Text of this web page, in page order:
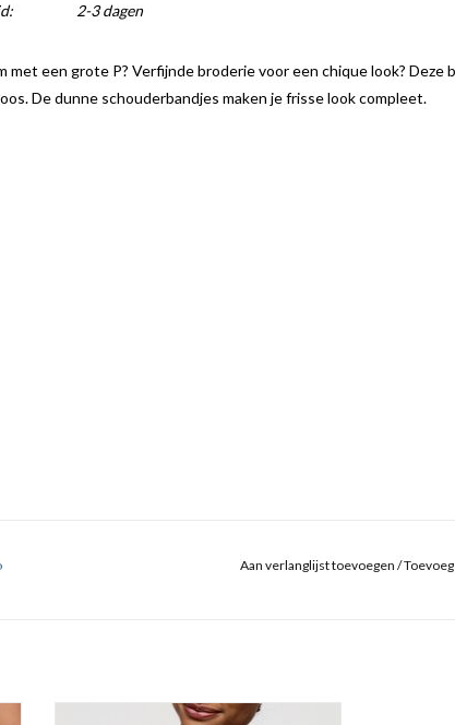
2-3 dagen
met een grote P? Verfijnde broderie voor een chique look?
De dunne schouderbandjes maken je frisse look compleet.
Aan verlanglijst toevoegen /
Push Up Bh Uitneembare Pads